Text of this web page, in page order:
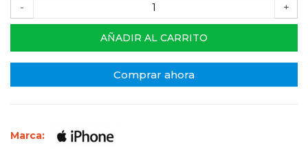
- +
AÑADIR AL CARRITO
Comprar ahora
Marca: